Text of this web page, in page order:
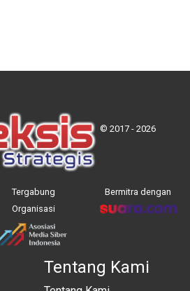
© 2017 - 2026
Tergabung
Organisasi
Bermitra dengan
Tentang Kami